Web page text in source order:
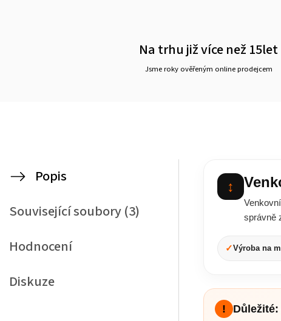
Na trhu již více než 15let
Jsme roky ověřeným online prodejcem
Popis
Související soubory (3)
Hodnocení
Diskuze
↕
správně
✓Výroba na
!